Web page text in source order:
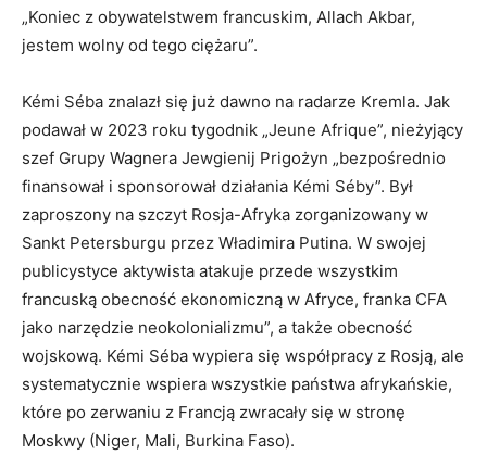
„Koniec z obywatelstwem francuskim, Allach Akbar,
jestem wolny od tego ciężaru”.
Kémi Séba znalazł się już dawno na radarze Kremla. Jak
podawał w 2023 roku tygodnik „Jeune Afrique”, nieżyjący
szef Grupy Wagnera Jewgienij Prigożyn „bezpośrednio
finansował i sponsorował działania Kémi Séby”. Był
zaproszony na szczyt Rosja-Afryka zorganizowany w
Sankt Petersburgu przez Władimira Putina. W swojej
publicystyce aktywista atakuje przede wszystkim
francuską obecność ekonomiczną w Afryce, franka CFA
jako narzędzie neokolonializmu”, a także obecność
wojskową. Kémi Séba wypiera się współpracy z Rosją, ale
systematycznie wspiera wszystkie państwa afrykańskie,
które po zerwaniu z Francją zwracały się w stronę
Moskwy (Niger, Mali, Burkina Faso).